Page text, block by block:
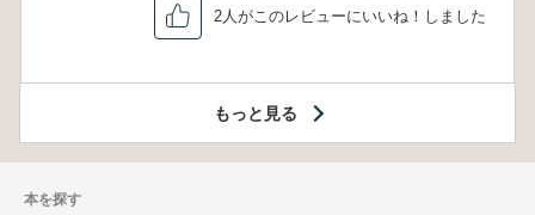
2人がこのレビューにいいね！しました
もっと見る
本を探す